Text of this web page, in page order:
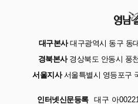
대구본사대구광역시 동구 동
경북본사경상북도 안동시 풍
서울지사서울특별시 영등포구
인터넷신문등록 대구 아